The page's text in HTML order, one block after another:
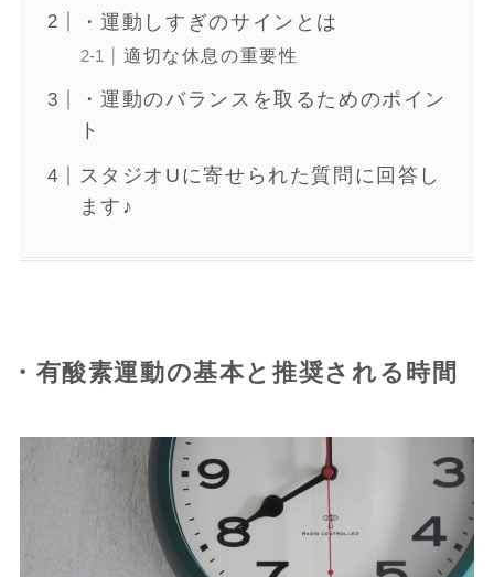
・運動しすぎのサインとは
適切な休息の重要性
・運動のバランスを取るためのポイン
ト
スタジオUに寄せられた質問に回答し
ます♪
・有酸素運動の基本と推奨される時間